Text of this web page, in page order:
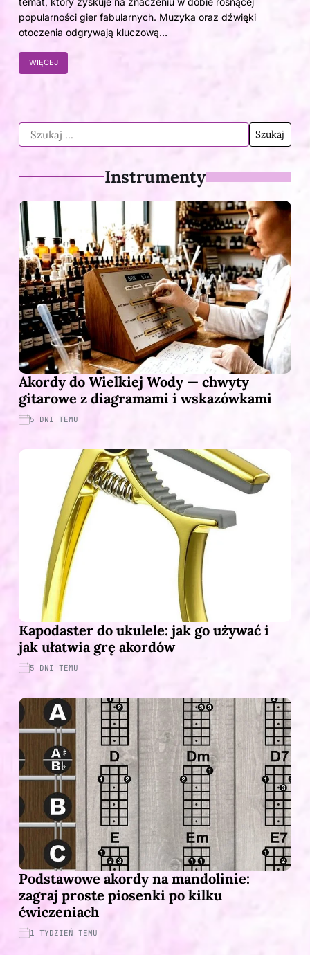
popularności gier fabularnych. Muzyka oraz dźwięki
otoczenia odgrywają kluczową…
WIĘCEJ
Instrumenty
Akordy do Wielkiej Wody — chwyty
gitarowe z diagramami i wskazówkami
5 DNI TEMU
Kapodaster do ukulele: jak go używać i
jak ułatwia grę akordów
5 DNI TEMU
Podstawowe akordy na mandolinie:
zagraj proste piosenki po kilku
ćwiczeniach
1 TYDZIEŃ TEMU